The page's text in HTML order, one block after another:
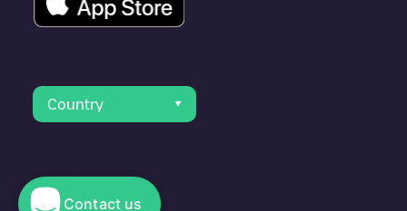
Country
© 2023 Electromaps
Contact us